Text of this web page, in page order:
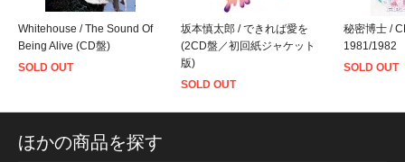
Whitehouse / The Sound Of
Being Alive (CD盤)
SOLD OUT
坂本慎太郎 / できれば愛を
(2CD盤／初回紙ジャケット
版)
SOLD OUT
秘密博士 /
1981/1982
SOLD OUT
ほかの商品を探す